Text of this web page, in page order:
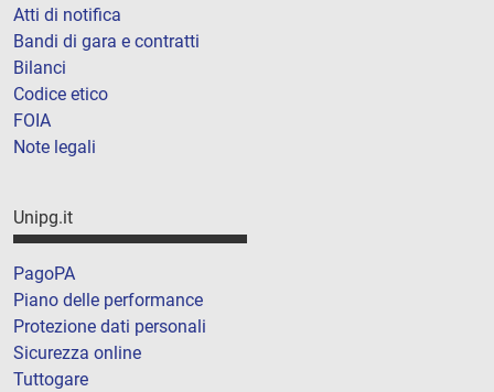
Atti di notifica
Bandi di gara e contratti
Bilanci
Codice etico
FOIA
Note legali
Unipg.it
PagoPA
Piano delle performance
Protezione dati personali
Sicurezza online
Tuttogare